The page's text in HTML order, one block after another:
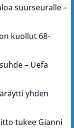
suurseuralle –
kuollut 68-
– Uefa
yhden
tukee Gianni